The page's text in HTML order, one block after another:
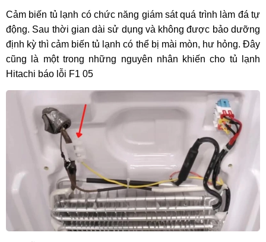
Cảm biến tủ lạnh có chức năng giám sát quá trình làm đá tự
động. Sau thời gian dài sử dụng và không được bảo dưỡng
định kỳ thì cảm biến tủ lạnh có thể bị mài mòn, hư hỏng. Đây
cũng là một trong những nguyên nhân khiến cho tủ lạnh
Hitachi báo lỗi F1 05